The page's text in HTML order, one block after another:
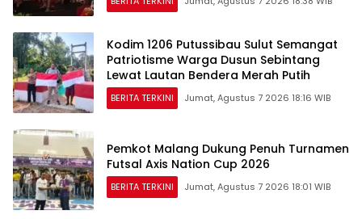
Kodim 1206 Putussibau Sulut Semangat
Patriotisme Warga Dusun Sebintang
Lewat Lautan Bendera Merah Putih
BERITA TERKINI Jumat, Agustus 7 2026 18:16 WIB
Pemkot Malang Dukung Penuh Turnamen
Futsal Axis Nation Cup 2026
BERITA TERKINI Jumat, Agustus 7 2026 18:01 WIB